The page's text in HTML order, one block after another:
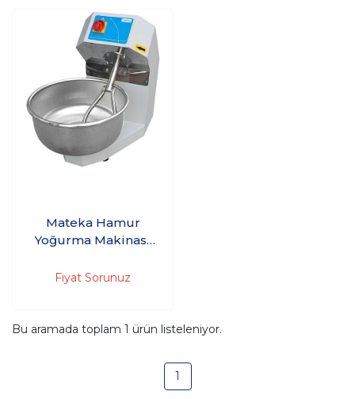
Mateka Hamur
Yoğurma Makinası
HYM430DT - (Kazan
saati, acil stop)
Fiyat Sorunuz
Bu aramada toplam 1 ürün listeleniyor.
1